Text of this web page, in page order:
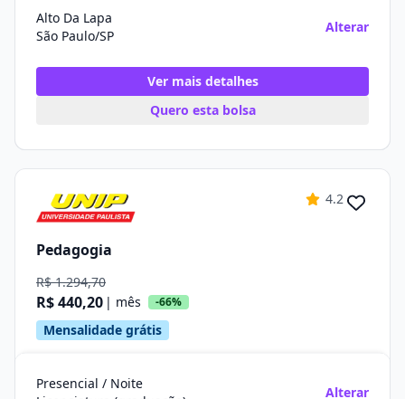
Alto Da Lapa
São Paulo/SP
Alterar
Ver mais detalhes
Quero esta bolsa
4.2
Pedagogia
R$ 1.294,70
R$ 440,20 | mês -66%
Mensalidade grátis
Presencial / Noite
Alterar